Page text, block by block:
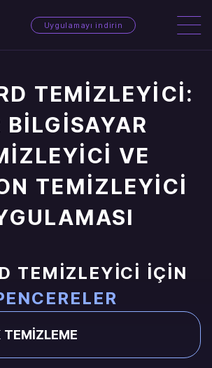
Uygulamayı indirin
TEMIZLEYICI:
BILGISAYAR
VE
TEMIZLEYICI
TEMIZLEYICI IÇIN
TEMIZLEME